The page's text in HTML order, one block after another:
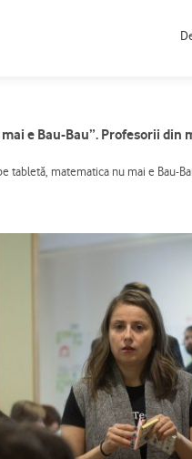
e Bau-Bau”. Profesorii
tabletă, matematica nu mai e Bau-